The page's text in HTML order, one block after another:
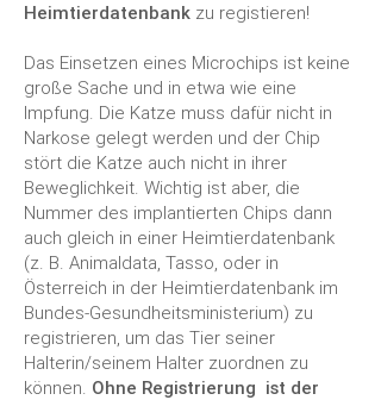
Heimtierdatenbank zu registieren!
Das Einsetzen eines Microchips ist keine
große Sache und in etwa wie eine
Impfung. Die Katze muss dafür nicht in
Narkose gelegt werden und der Chip
stört die Katze auch nicht in ihrer
Beweglichkeit. Wichtig ist aber, die
Nummer des implantierten Chips dann
auch gleich in einer Heimtierdatenbank
(z. B. Animaldata, Tasso, oder in
Österreich in der Heimtierdatenbank im
Bundes-Gesundheitsministerium) zu
registrieren, um das Tier seiner
Halterin/seinem Halter zuordnen zu
können. Ohne Registrierung ist der